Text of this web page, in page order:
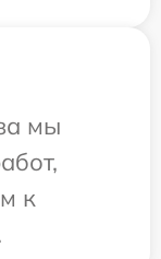
мы
к